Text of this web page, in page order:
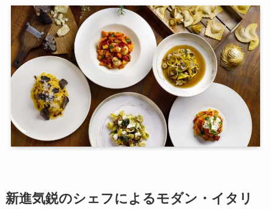
新進気鋭のシェフによるモダン・イタリ